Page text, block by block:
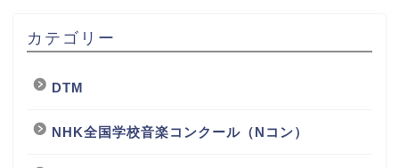
カテゴリー
DTM
NHK全国学校音楽コンクール（Nコン）